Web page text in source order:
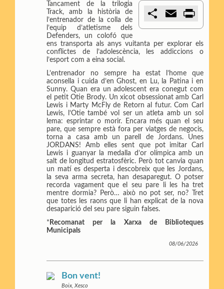
a
r
m
l
t
Tancament de la trilogia
Track, amb la història de
l’entrenador de la colla de
l’equip d’atletisme dels
Defenders, un colofó que
ens transporta als anys vuitanta per explorar els
conflictes de l’adolescència, les addiccions o
l’esport com a eina social.
L’entrenador no sempre ha estat l’home que
aconsella i cuida d’en Ghost, en Lu, la Patina i en
Sunny. Quan era un adolescent era conegut com
el petit Otie Brody. Un xicot obsessionat amb Carl
Lewis i Marty McFly de Retorn al futur. Com Carl
Lewis, l’Otie també vol ser un atleta amb un sol
lema: esprintar o morir. Encara més quan el seu
pare, que sempre està fora per viatges de negocis,
torna a casa amb un parell de Jordans. Unes
JORDANS! Amb elles sent que pot imitar Carl
Lewis i guanyar la medalla d’or olímpica amb un
salt de longitud estratosfèric. Però tot canvia quan
un matí es desperta i descobreix que les Jordans,
la seva arma secreta, han desaparegut. O potser
recorda vagament que el seu pare li les ha tret
mentre dormia? Però… això no pot ser, no? Tret
que totes les raons que li han explicat de la nova
desaparició del seu pare siguin falses.
* Recomanat per la Xarxa de Biblioteques
Municipals
08/06/2026
Bon vent!
Boix, Xesco